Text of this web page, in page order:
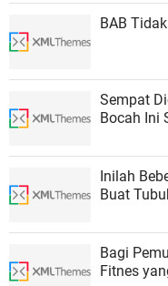
BAB
Sempat
Bocah Ini
Inilah
Buat
Bagi
Fitnes